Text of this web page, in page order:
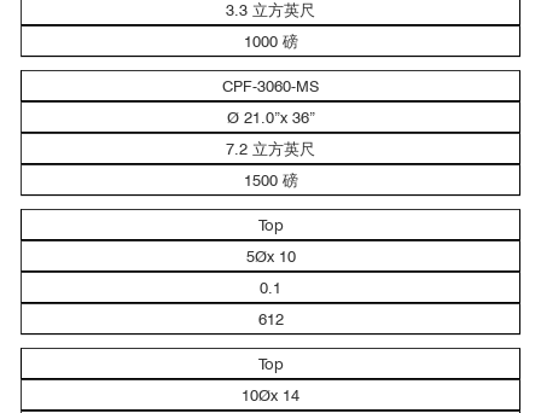
3.3 立方英尺
1000 磅
CPF-3060-MS
Ø 21.0”x 36”
7.2 立方英尺
1500 磅
Top
5Øx 10
0.1
612
Top
10Øx 14